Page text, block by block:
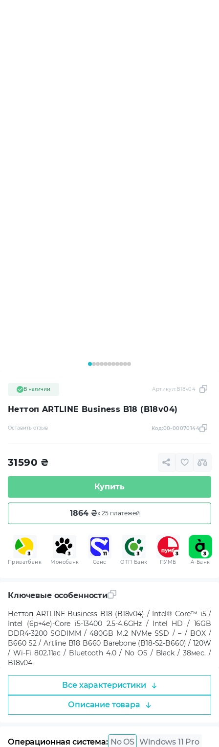
Неттоп ARTLINE Business B18 (B18v04)
В наличии Артикул:B18v04
Оставить отзыв Код:00-00070144
31590 ₴
Купить
1864 ₴x 25 платежей
Приватбанк Монобанк Сенс ОТП Банк ПУМБ A-Банк
Ключевые особенности
Неттоп ARTLINE Business B18 (B18v04) / Intel® Core™ i5 /
Intel (6p+4e)-Core i5-13400 2.5-4.6GHz / Intel HD / 16GB
DDR4-3200 SODIMM / 480GB M.2 NVMe SSD / – / BOX /
B660 S2 / Artline B18 B660 Barebone (B18-S2-B660) / 120W
/ Wi-Fi 802.11ac / Bluetooth 4.0 / No OS / Black / 38мес. /
B18v04
Все характеристики
Описание товара
Операционная система: No OS Windows 11 Pro